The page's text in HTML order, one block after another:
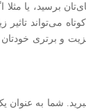
برسید، یا مثلا
می‌تواند تاثیر
و برتری خودتان
شما به عنوان